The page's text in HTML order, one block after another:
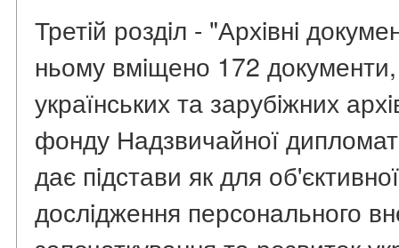
Третiй роздiл - "Архiвнi
ньому вмiщено 172
українських та зарубiжних
фонду Надзвичайної
дає пiдстави як для
дослiдження персонального